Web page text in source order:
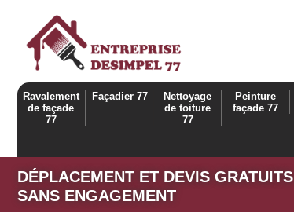
Ravalement
de façade
77
Façadier 77
Nettoyage
de toiture
77
Peinture
façade 77
DÉPLACEMENT ET DEVIS GRATUITS
SANS ENGAGEMENT